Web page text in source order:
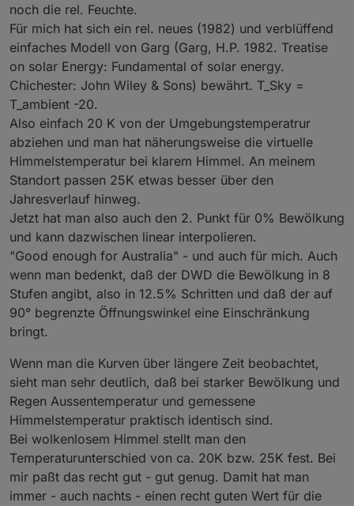
noch die rel. Feuchte.
Für mich hat sich ein rel. neues (1982) und verblüffend
einfaches Modell von Garg (Garg, H.P. 1982. Treatise
on solar Energy: Fundamental of solar energy.
Chichester: John Wiley & Sons) bewährt. T_Sky =
T_ambient -20.
Also einfach 20 K von der Umgebungstemperatrur
abziehen und man hat näherungsweise die virtuelle
Himmelstemperatur bei klarem Himmel. An meinem
Standort passen 25K etwas besser über den
Jahresverlauf hinweg.
Jetzt hat man also auch den 2. Punkt für 0% Bewölkung
und kann dazwischen linear interpolieren.
"Good enough for Australia" - und auch für mich. Auch
wenn man bedenkt, daß der DWD die Bewölkung in 8
Stufen angibt, also in 12.5% Schritten und daß der auf
90° begrenzte Öffnungswinkel eine Einschränkung
bringt.
Wenn man die Kurven über längere Zeit beobachtet,
sieht man sehr deutlich, daß bei starker Bewölkung und
Regen Aussentemperatur und gemessene
Himmelstemperatur praktisch identisch sind.
Bei wolkenlosem Himmel stellt man den
Temperaturunterschied von ca. 20K bzw. 25K fest. Bei
mir paßt das recht gut - gut genug. Damit hat man
immer - auch nachts - einen recht guten Wert für die